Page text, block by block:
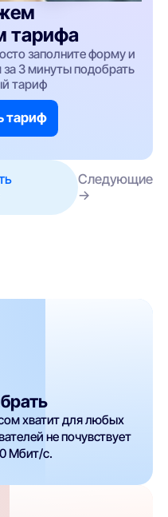
тарифа
заполните форму и
3 минуты подобрать
тариф
тариф
Следующие
→
хватит для любых
не почувствует
Мбит/с.